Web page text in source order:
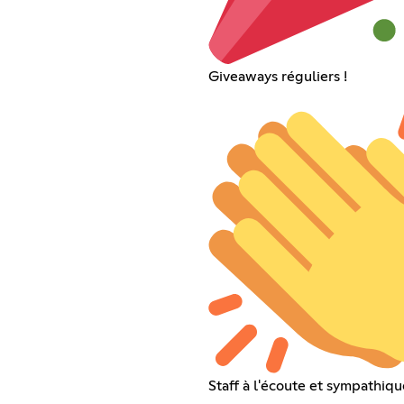
Giveaways réguliers !
Staff à l'écoute et